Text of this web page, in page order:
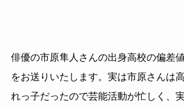
俳優の市原隼人さんの出身高校の偏差
をお送りいたします。実は市原さんは
れっ子だったので芸能活動が忙しく、